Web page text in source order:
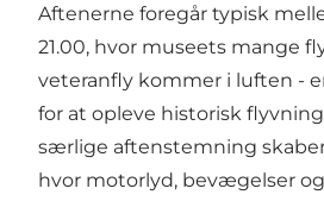
Aftenerne foregår typisk
21.00, hvor museets mange
veteranfly kommer i luften -
for at opleve historisk
særlige aftenstemning
hvor motorlyd, bevægelser